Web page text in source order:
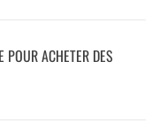
ACHETER DES